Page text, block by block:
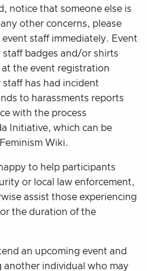
notice that someone else is
other concerns, please
staff immediately. Event
badges and/or shirts
the event registration
has had incident
to harassments reports
with the process
Initiative, which can be
Wiki.
to help participants
or local law enforcement,
assist those experiencing
the duration of the
an upcoming event and
another individual who may